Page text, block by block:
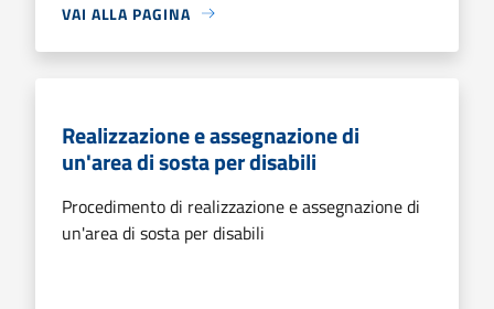
VAI ALLA PAGINA
Realizzazione e assegnazione di
un'area di sosta per disabili
Procedimento di realizzazione e assegnazione di
un'area di sosta per disabili